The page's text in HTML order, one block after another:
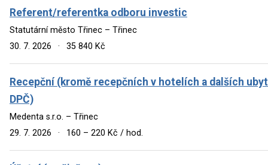
Referent/referentka odboru investic
Statutární město Třinec – Třinec
30. 7. 2026
· 35 840 Kč
Recepční (kromě recepčních v hotelích a dalších
DPČ)
Medenta s.r.o. – Třinec
29. 7. 2026
· 160 – 220 Kč / hod.